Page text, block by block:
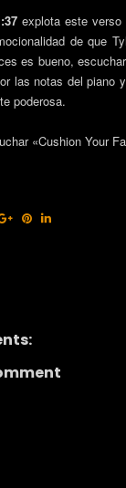
explota este verso
de que
es bueno,
las notas del piano
poderosa.
«Cushion Your